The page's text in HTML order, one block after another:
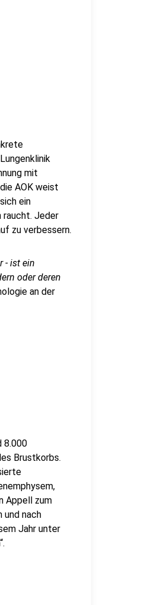
mit
AOK weist
ein
raucht. Jeder
zu verbessern.
- ist ein
oder deren
an der
8.000
Brustkorbs.
Appell zum
und nach
Jahr unter